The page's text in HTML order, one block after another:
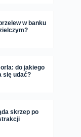
w banku
do jakiego
się udać?
skrzep po